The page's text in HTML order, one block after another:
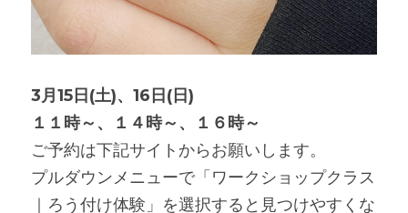
3月15日(土)、16日(日)
１１時～、１４時～、１６時～
ご予約は下記サイトからお願いします。
プルダウンメニューで「ワークショップクラス
｜ろう付け体験」を選択すると見つけやすくな